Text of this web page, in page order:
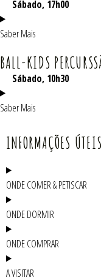
Sábado, 17h00
Saber Mais
BALL-KIDS
Sábado, 10h30
Saber Mais
INFORMAÇÕES ÚTEIS
ONDE COMER & PETISCAR
ONDE DORMIR
ONDE COMPRAR
A VISITAR